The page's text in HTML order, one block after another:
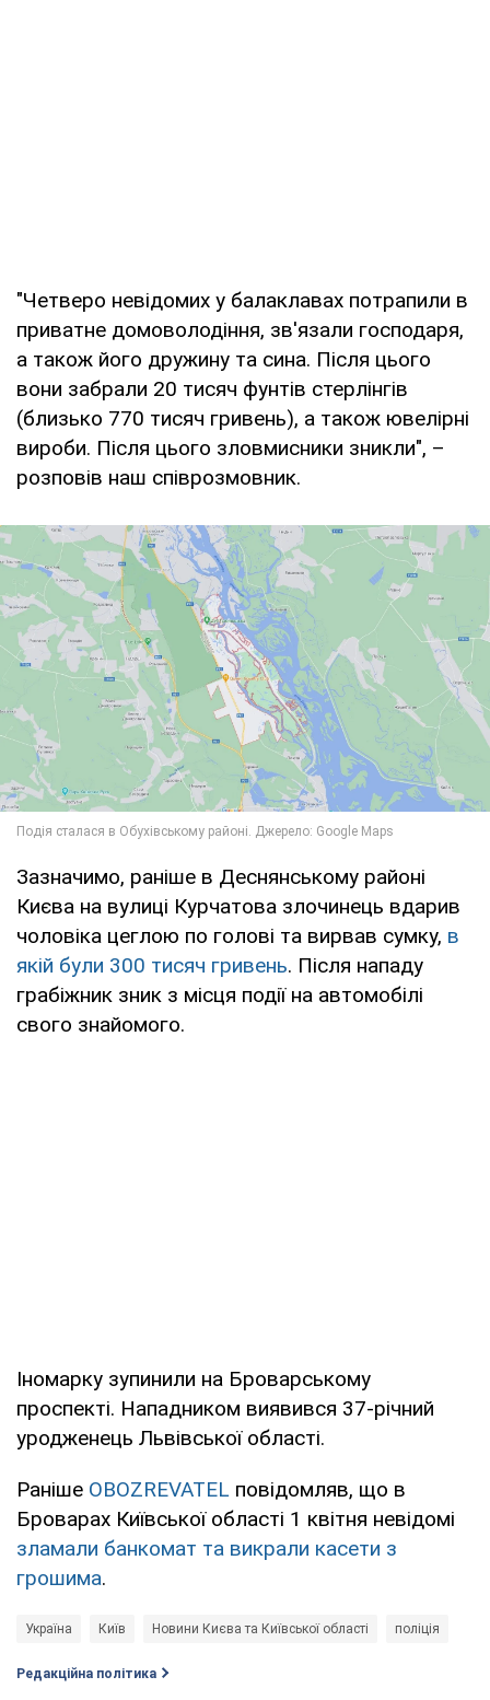
"Четверо невідомих у балаклавах потрапили в
приватне домоволодіння, зв'язали господаря,
а також його дружину та сина. Після цього
вони забрали 20 тисяч фунтів стерлінгів
(близько 770 тисяч гривень), а також ювелірні
вироби. Після цього зловмисники зникли", –
розповів наш співрозмовник.
Зазначимо, раніше в Деснянському районі
Києва на вулиці Курчатова злочинець вдарив
чоловіка цеглою по голові та вирвав сумку, в
якій були 300 тисяч гривень. Після нападу
грабіжник зник з місця події на автомобілі
свого знайомого.
Іномарку зупинили на Броварському
проспекті. Нападником виявився 37-річний
уродженець Львівської області.
Раніше OBOZREVATEL повідомляв, що в
Броварах Київської області 1 квітня невідомі
зламали банкомат та викрали касети з
грошима.
Україна Київ Новини Києва та Київської області поліція
Редакційна політика